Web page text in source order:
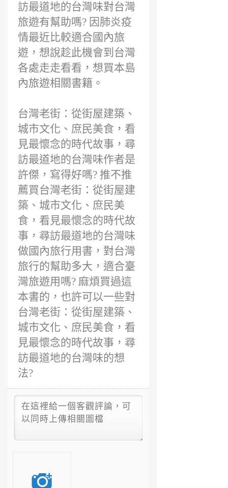
訪最道地的台灣味對台灣
旅遊有幫助嗎? 因肺炎疫
情最近比較適合國內旅
遊，想說趁此機會到台灣
各處走走看看，想買本島
內旅遊相關書籍。
台灣老街：從街屋建築、
城市文化、庶民美食，看
見最懷念的時代故事，尋
訪最道地的台灣味作者是
許傑，寫得好嗎? 推不推
薦買台灣老街：從街屋建
築、城市文化、庶民美
食，看見最懷念的時代故
事，尋訪最道地的台灣味
做國內旅行用書，對台灣
旅行的幫助多大，適合臺
灣旅遊用嗎? 麻煩買過這
本書的，也許可以一些對
台灣老街：從街屋建築、
城市文化、庶民美食，看
見最懷念的時代故事，尋
訪最道地的台灣味的想
法?